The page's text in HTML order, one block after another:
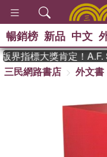
暢銷榜 新品 中文
界指標大獎肯定！A.F.
三民網路書店
外文書